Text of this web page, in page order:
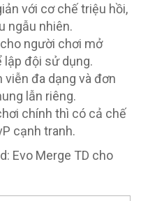
với cơ chế triệu hồi,
ngẫu nhiên.
người chơi mở
lập đội sử dụng.
viễn đa dạng và đơn
lẫn riêng.
chính thì có cả chế
cạnh tranh.
Evo Merge TD cho